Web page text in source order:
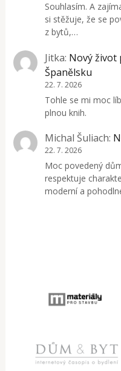
Souhlasím. A
si stěžuje, že se
z bytů,…
Jitka: Nový život
Španělsku
22. 7. 2026
Tohle se mi moc
plnou knih.
Michal Šuliach:
22. 7. 2026
Moc povedený
respektuje
moderní a